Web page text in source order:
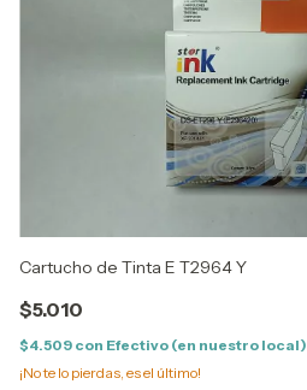
Cartucho de Tinta E T2964 Y
$5.010
$4.509 con Efectivo (en nuestro local)
¡No te lo pierdas, es el último!